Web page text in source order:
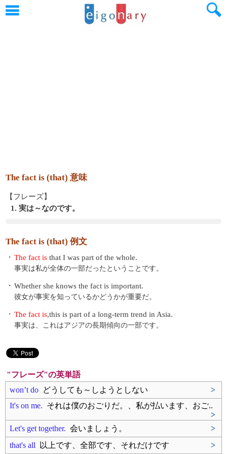
The fact is (that) 意味
【フレーズ】
1. 実は～なのです。
The fact is (that) 例文
・ The fact is that I was part of the whole.
事実は私が全体の一部だったということです。
・ Whether she knows the fact is important.
彼女が事実を知っているかどうかが重要だ。
・ The fact is,this is part of a long-term trend in Asia.
事実は、これはアジアの長期傾向の一部です。
"フレーズ"の英単語
won’t do どうしても～しようとしない
>
It's on me. それは僕のおごりだ。、私が払います、おご..
>
Let's get together. 会いましょう。
>
that's all 以上です、全部です、それだけです
>